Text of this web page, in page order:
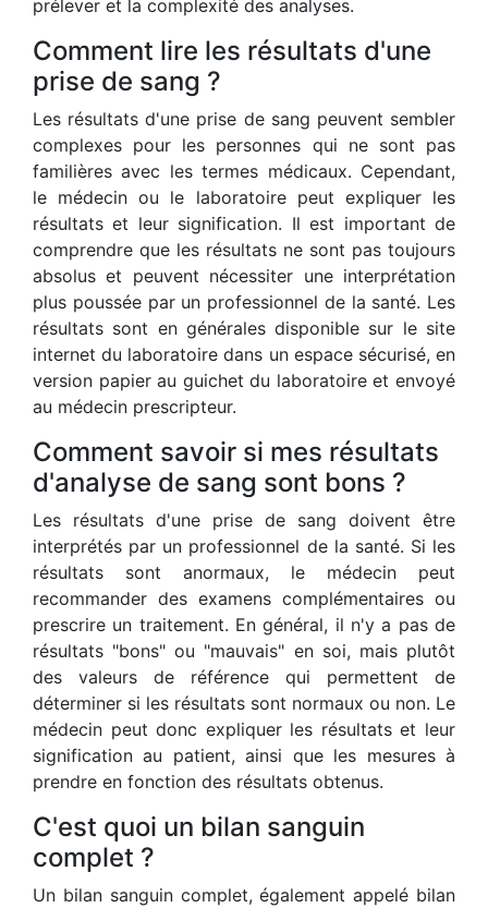
prélever et la complexité des analyses.
Comment lire les résultats d'une
prise de sang ?
Les résultats d'une prise de sang peuvent sembler
complexes pour les personnes qui ne sont pas
familières avec les termes médicaux. Cependant,
le médecin ou le laboratoire peut expliquer les
résultats et leur signification. Il est important de
comprendre que les résultats ne sont pas toujours
absolus et peuvent nécessiter une interprétation
plus poussée par un professionnel de la santé. Les
résultats sont en générales disponible sur le site
internet du laboratoire dans un espace sécurisé, en
version papier au guichet du laboratoire et envoyé
au médecin prescripteur.
Comment savoir si mes résultats
d'analyse de sang sont bons ?
Les résultats d'une prise de sang doivent être
interprétés par un professionnel de la santé. Si les
résultats sont anormaux, le médecin peut
recommander des examens complémentaires ou
prescrire un traitement. En général, il n'y a pas de
résultats "bons" ou "mauvais" en soi, mais plutôt
des valeurs de référence qui permettent de
déterminer si les résultats sont normaux ou non. Le
médecin peut donc expliquer les résultats et leur
signification au patient, ainsi que les mesures à
prendre en fonction des résultats obtenus.
C'est quoi un bilan sanguin
complet ?
Un bilan sanguin complet, également appelé bilan